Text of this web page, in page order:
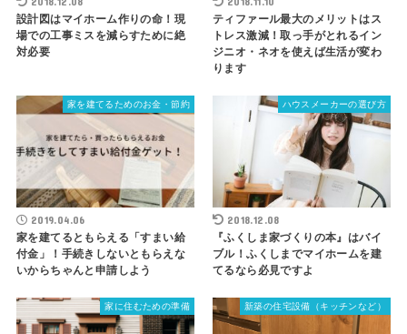
設計図はマイホーム作りの命！現
場での工事ミスを減らすために絶
対必要
ティファール最大のメリットはス
トレス激減！取っ手がとれるイン
ジニオ・ネオを使えば生活が変わ
ります
家を建てるためのお金・節約
2019.04.06
家を建てるともらえる「すまい給
付金」！手続きしないともらえな
いからちゃんと申請しよう
ハウスメーカーの選び方
2018.12.08
『ふくしま家づくりの本』はバイ
ブル！ふくしまでマイホームを建
てるなら必見ですよ
家に住むための準備 新築の住宅設備（キッチンなど）